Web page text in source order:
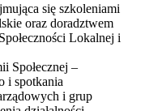
się szkoleniami
oraz doradztwem
Lokalnej i
Społecznej –
i spotkania
i grup